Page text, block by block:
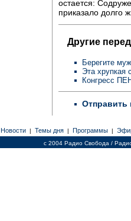
остается:
приказало долго
Другие
Берегите
Эта хрупкая
Конгресс
Отправить
Новости | Темы дня | Программы |
c 2004 Радио Свобода /